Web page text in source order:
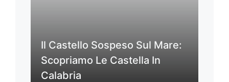
Il Castello Sospeso Sul Mare:
Scopriamo Le Castella In
Calabria